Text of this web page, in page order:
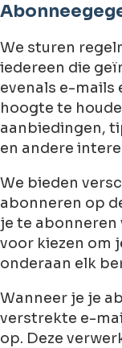
We sturen
iedereen die
evenals e-mails
hoogte te
aanbiedingen,
en andere
We bieden
abonneren op
je te abonneren
voor kiezen om
onderaan elk
Wanneer je je
verstrekte e-
op. Deze